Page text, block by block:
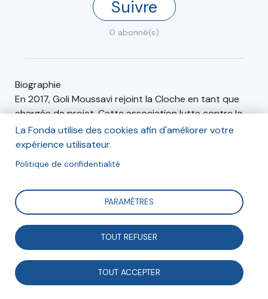
Suivre
0 abonné(s)
Biographie
En 2017, Goli Moussavi rejoint la Cloche en tant que
chargée de projet. Cette association lutte contre la
grande exclusion en faisant changer le regard du
monde de la rue et en favorisant le faire ensemble et
directrice du pôle Île-de-France.
Articles (1) Événements (0)
Enjeux sociétaux
La Fonda utilise des cookies afin d'améliorer votre
expérience utilisateur.
Politique de confidentialité
PARAMÈTRES
TOUT REFUSER
TOUT ACCEPTER